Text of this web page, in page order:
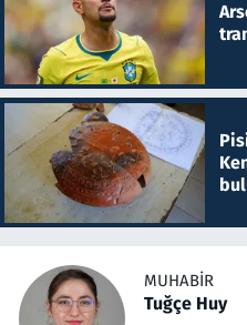
MUHABIR
Tuğçe Huy